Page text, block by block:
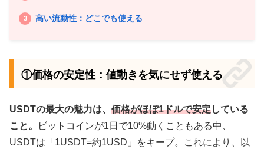
高い流動性：どこでも使える
①価格の安定性：値動きを気にせず使える
USDTの最大の魅力は、 価格がほぼ1ドルで安定している
こと。
ビットコインが1日で10%動くこともある中、
USDTは「1USDT=約1USD」をキープ。これにより、以